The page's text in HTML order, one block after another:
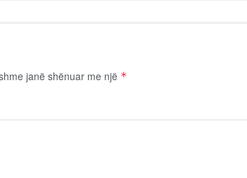
janë shënuar me një *